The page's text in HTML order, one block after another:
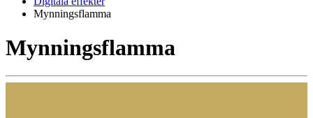
Mynningsflamma
Mynningsflamma